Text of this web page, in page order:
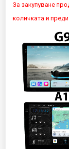
За закупуване
количката и